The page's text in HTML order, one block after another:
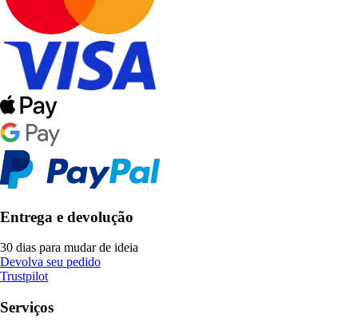
Entrega e devolução
30 dias para mudar de ideia
Devolva seu pedido
Trustpilot
Serviços